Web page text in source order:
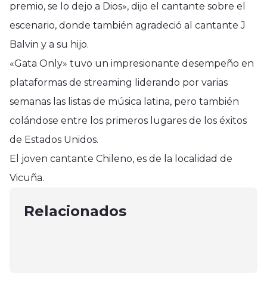
premio, se lo dejo a Dios», dijo el cantante sobre el
escenario, donde también agradeció al cantante J
Balvin y a su hijo.
«Gata Only» tuvo un impresionante desempeño en
plataformas de streaming liderando por varias
semanas las listas de música latina, pero también
colándose entre los primeros lugares de los éxitos
de Estados Unidos.
El joven cantante Chileno, es de la localidad de
Vicuña.
Relacionados
Tendencias
"Ariana Grande Regresa con un
Homenaje a Madonna en su Nuevo
enero 13, 2024
Tendencias
Tercer Día del Avellano Europeo en
industria
Diputada Consuelo Veloso exige